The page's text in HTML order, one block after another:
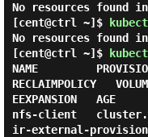
No resources found
[cent@ctrl ~]$
No resources found
[cent@ctrl ~]$
NAME
RECLAIMPOLICY
EEXPANSION   AGE
nfs-client
ir-external-